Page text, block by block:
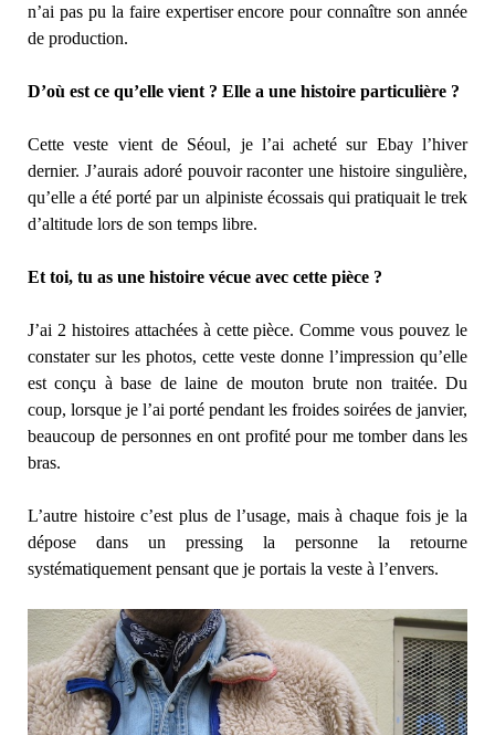
n’ai pas pu la faire expertiser encore pour connaître son année
de production.
D’où est ce qu’elle vient ? Elle a une histoire particulière ?
Cette veste vient de Séoul, je l’ai acheté sur Ebay l’hiver
dernier. J’aurais adoré pouvoir raconter une histoire singulière,
qu’elle a été porté par un alpiniste écossais qui pratiquait le trek
d’altitude lors de son temps libre.
Et toi, tu as une histoire vécue avec cette pièce ?
J’ai 2 histoires attachées à cette pièce. Comme vous pouvez le
constater sur les photos, cette veste donne l’impression qu’elle
est conçu à base de laine de mouton brute non traitée. Du
coup, lorsque je l’ai porté pendant les froides soirées de janvier,
beaucoup de personnes en ont profité pour me tomber dans les
bras.
L’autre histoire c’est plus de l’usage, mais à chaque fois je la
dépose dans un pressing la personne la retourne
systématiquement pensant que je portais la veste à l’envers.